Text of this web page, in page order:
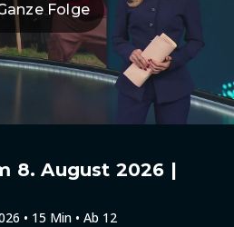
Folge
8. August 2026 |
• 15 Min • Ab 12